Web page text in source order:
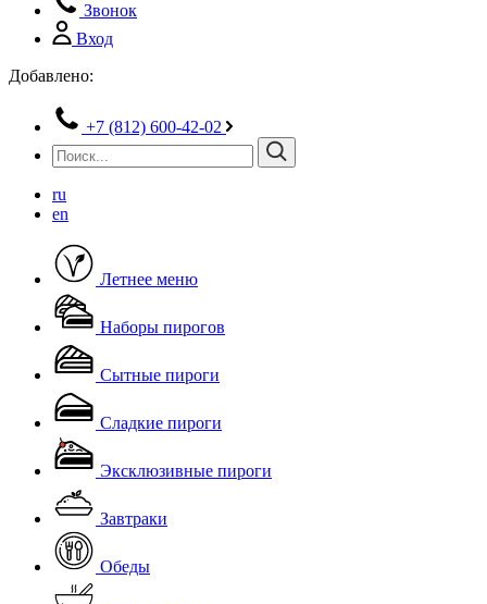
Звонок
Вход
Добавлено:
+7 (812) 600-42-02
ru
en
Летнее меню
Наборы пирогов
Сытные пироги
Сладкие пироги
Эксклюзивные пироги
Завтраки
Обеды